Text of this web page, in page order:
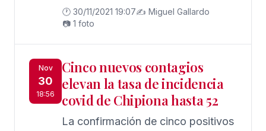
de las 59 viviendas
correspondientes a la promoción
🕐 30/11/2021 19:07✍️ Miguel Gallardo
📷 1 foto
Nov
30
18:56
Cinco nuevos contagios
elevan la tasa de incidencia
covid de Chipiona hasta 52
La confirmación de cinco positivos